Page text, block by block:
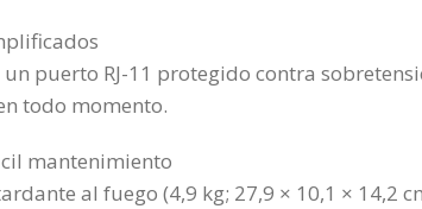
un puerto RJ-11 protegido contra
todo momento.
mantenimiento
al fuego (4,9 kg; 27,9 × 10,1 ×